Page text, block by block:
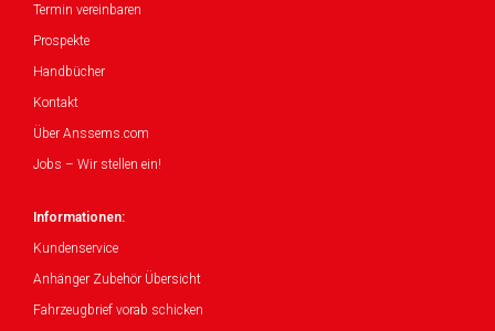
Termin vereinbaren
Prospekte
Handbücher
Kontakt
Über Anssems.com
Jobs – Wir stellen ein!
Informationen:
Kundenservice
Anhänger Zubehör Übersicht
Fahrzeugbrief vorab schicken